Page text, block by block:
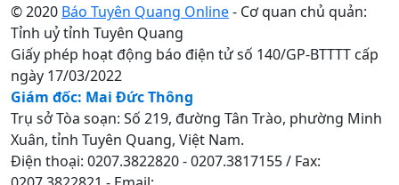
© 2020 Báo Tuyên Quang Online- Cơ quan chủ quản:
Tỉnh uỷ tỉnh Tuyên Quang
Giấy phép hoạt động báo điện tử số 140/GP-BTTTT cấp
ngày 17/03/2022
Giám đốc: Mai Đức Thông
Trụ sở Tòa soạn: Số 219, đường Tân Trào, phường Minh
Xuân, tỉnh Tuyên Quang, Việt Nam.
Điện thoại: 0207.3822820 - 0207.3817155 / Fax: